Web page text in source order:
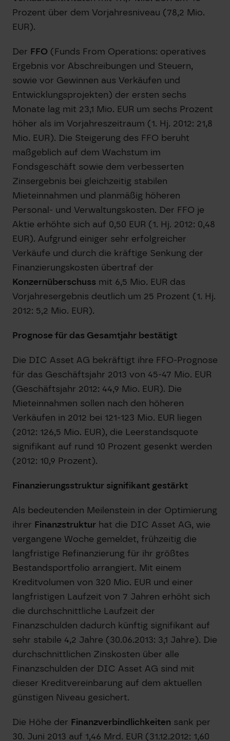
Prozent über dem Vorjahresniveau (78,2 Mio.
EUR).
Der FFO (Funds From Operations: operatives
Ergebnis vor Abschreibungen und Steuern,
sowie vor Gewinnen aus Verkäufen und
Entwicklungsprojekten) der ersten sechs
Monate lag mit 23,1 Mio. EUR um sechs Prozent
höher als im Vorjahreszeitraum (1. Hj. 2012: 21,8
Mio. EUR). Die Steigerung des FFO beruht
maßgeblich auf dem Wachstum im
Fondsgeschäft sowie dem verbesserten
Zinsergebnis bei gleichzeitig stabilen
Mieteinnahmen und planmäßig höheren
Personal- und Verwaltungskosten. Der FFO je
Aktie erhöhte sich auf 0,50 EUR (1. Hj. 2012: 0,48
EUR). Aufgrund einiger sehr erfolgreicher
Verkäufe und durch die kräftige Senkung der
Finanzierungskosten übertraf der
Konzernüberschuss mit 6,5 Mio. EUR das
Vorjahresergebnis deutlich um 25 Prozent (1. Hj.
2012: 5,2 Mio. EUR).
Prognose für das Gesamtjahr bestätigt
Die DIC Asset AG bekräftigt ihre FFO-Prognose
für das Geschäftsjahr 2013 von 45-47 Mio. EUR
(Geschäftsjahr 2012: 44,9 Mio. EUR). Die
Mieteinnahmen sollen nach den höheren
Verkäufen in 2012 bei 121-123 Mio. EUR liegen
(2012: 126,5 Mio. EUR), die Leerstandsquote
signifikant auf rund 10 Prozent gesenkt werden
(2012: 10,9 Prozent).
Finanzierungsstruktur signifikant gestärkt
Als bedeutenden Meilenstein in der Optimierung
ihrer Finanzstruktur hat die DIC Asset AG, wie
vergangene Woche gemeldet, frühzeitig die
langfristige Refinanzierung für ihr größtes
Bestandsportfolio arrangiert. Mit einem
Kreditvolumen von 320 Mio. EUR und einer
langfristigen Laufzeit von 7 Jahren erhöht sich
die durchschnittliche Laufzeit der
Finanzschulden dadurch künftig signifikant auf
sehr stabile 4,2 Jahre (30.06.2013: 3,1 Jahre). Die
durchschnittlichen Zinskosten über alle
Finanzschulden der DIC Asset AG sind mit
dieser Kreditvereinbarung auf dem aktuellen
günstigen Niveau gesichert.
Die Höhe der Finanzverbindlichkeiten sank per
30. Juni 2013 auf 1,46 Mrd. EUR (31.12.2012: 1,60